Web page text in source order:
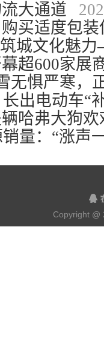
大通道
买适度包装
出电动车“
Copyright @